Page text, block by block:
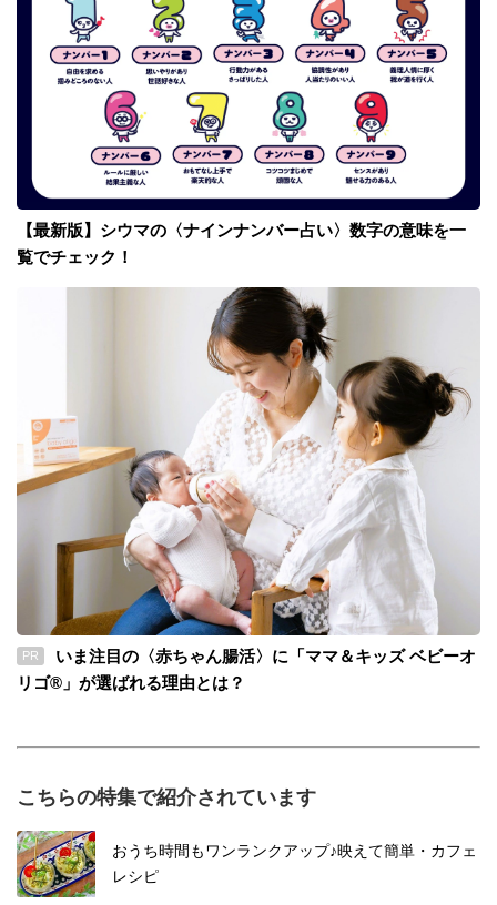
【最新版】シウマの〈ナインナンバー占い〉数字の意味を一
覧でチェック！
PR
いま注目の〈赤ちゃん腸活〉に「ママ＆キッズ ベビーオ
リゴ®」が選ばれる理由とは？
こちらの特集で紹介されています
おうち時間もワンランクアップ♪映えて簡単・カフェ
レシピ